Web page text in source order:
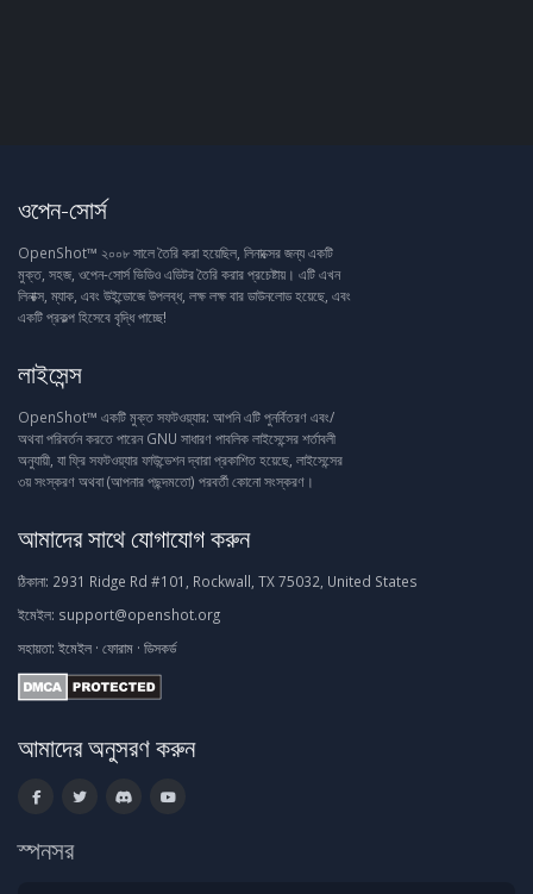
ওপেন-সোর্স
OpenShot™ ২০০৮ সালে তৈরি করা হয়েছিল, লিনাক্সের জন্য একটি
মুক্ত, সহজ, ওপেন-সোর্স ভিডিও এডিটর তৈরি করার প্রচেষ্টায়। এটি এখন
লিনাক্স, ম্যাক, এবং উইন্ডোজে উপলব্ধ, লক্ষ লক্ষ বার ডাউনলোড হয়েছে, এবং
একটি প্রকল্প হিসেবে বৃদ্ধি পাচ্ছে!
লাইসেন্স
OpenShot™ একটি মুক্ত সফটওয়্যার: আপনি এটি পুনর্বিতরণ এবং/
অথবা পরিবর্তন করতে পারেন GNU সাধারণ পাবলিক লাইসেন্সের শর্তাবলী
অনুযায়ী, যা ফ্রি সফটওয়্যার ফাউন্ডেশন দ্বারা প্রকাশিত হয়েছে, লাইসেন্সের
৩য় সংস্করণ অথবা (আপনার পছন্দমতো) পরবর্তী কোনো সংস্করণ।
আমাদের সাথে যোগাযোগ করুন
ঠিকানা: 2931 Ridge Rd #101, Rockwall, TX 75032, United States
ইমেইল: support@openshot.org
সহায়তা: ইমেইল · ফোরাম · ডিসকর্ড
আমাদের অনুসরণ করুন
স্পনসর